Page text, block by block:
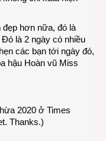
hơn nữa, đó là
là 2 ngày có nhiều
các bạn tới ngày đó,
hậu Hoàn vũ Miss
2020 ở Times
Thanks.)